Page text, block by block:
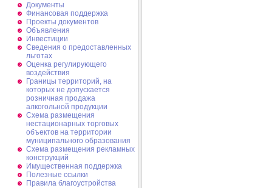
Документы
Финансовая поддержка
Проекты документов
Объявления
Инвестиции
Сведения о предоставленных
льготах
Оценка регулирующего
воздействия
Границы территорий, на
которых не допускается
розничная продажа
алкогольной продукции
Схема размещения
нестационарных торговых
объектов на территории
муниципального образования
Схема размещения рекламных
конструкций
Имущественная поддержка
Полезные ссылки
Правила благоустройства